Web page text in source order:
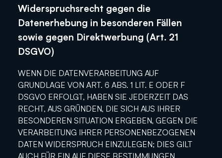
Widerspruchsrecht gegen die
Datenerhebung in besonderen Fällen
sowie gegen Direktwerbung (Art. 21
DSGVO)
WENN DIE DATENVERARBEITUNG AUF
GRUNDLAGE VON ART. 6 ABS. 1 LIT. E ODER F
DSGVO ERFOLGT, HABEN SIE JEDERZEIT DAS
RECHT, AUS GRÜNDEN, DIE SICH AUS IHRER
BESONDEREN SITUATION ERGEBEN, GEGEN DIE
VERARBEITUNG IHRER PERSONENBEZOGENEN
DATEN WIDERSPRUCH EINZULEGEN; DIES GILT
AUCH FÜR EIN AUF DIESE BESTIMMUNGEN